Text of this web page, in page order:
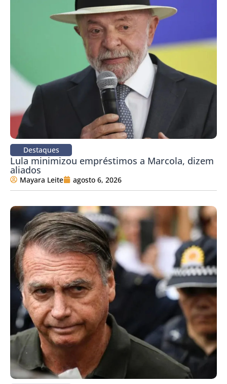
Destaques
Lula minimizou empréstimos a Marcola, dizem
aliados
Mayara Leite agosto 6, 2026